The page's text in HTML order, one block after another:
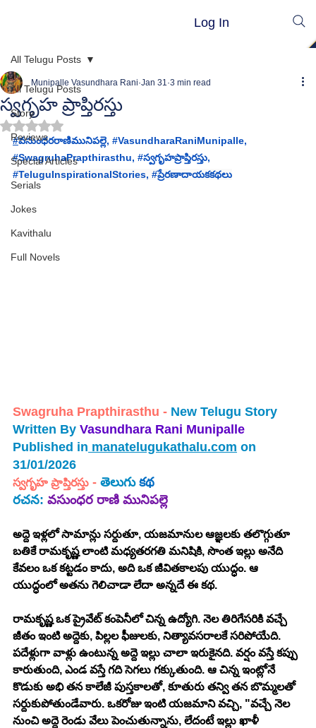
Log In
All Telugu Posts
Story
Reviews
Special Articles
Serials
Jokes
Kavithalu
Full Novels
All Telugu Posts
స్వగృహ ప్రాప్తిరస్తు
Munipalle Vasundhara Rani Jan 31 3 min read
Rated NaN out of 5 stars.
#వసుంధరరాణిమునిపల్లె, #VasundharaRaniMunipalle,
#SwagruhaPrapthirasthu, #స్వగృహప్రాప్తిరస్తు,
#TeluguInspirationalStories, #ప్రేరణాదాయకకథలు
Swagruha Prapthirasthu - New Telugu Story
Written By Vasundhara Rani Munipalle
Published in manatelugukathalu.com on
31/01/2026
స్వగృహ ప్రాప్తిరస్తు - తెలుగు కథ
రచన: వసుంధర రాణి మునిపల్లె
అద్దె ఇళ్లలో సామాన్లు సర్దుతూ, యజమానుల ఆజ్ఞలకు తలొగ్గుతూ
బతికే రామకృష్ణ లాంటి మధ్యతరగతి మనిషికి, సొంత ఇల్లు అనేది
కేవలం ఒక కట్టడం కాదు, అది ఒక జీవితకాలపు యుద్ధం. ఆ
యుద్ధంలో అతను గెలిచాడా లేదా అన్నదే ఈ కథ.
రామకృష్ణ ఒక ప్రైవేట్ కంపెనీలో చిన్న ఉద్యోగి. నెల తిరిగేసరికి వచ్చే
జీతం ఇంటి అద్దెకు, పిల్లల ఫీజులకు, నిత్యావసరాలకే సరిపోయేది.
పదేళ్లుగా వాళ్లు ఉంటున్న అద్దె ఇల్లు చాలా ఇరుకైనది. వర్షం వస్తే కప్పు
కారుతుంది, ఎండ వస్తే గది సెగలు గక్కుతుంది. ఆ చిన్న ఇంట్లోనే
కొడుకు అభి తన కాలేజీ పుస్తకాలతో, కూతురు తన్వి తన బొమ్మలతో
సర్దుకుపోతుండేవారు. ఒకరోజు ఇంటి యజమాని వచ్చి, "వచ్చే నెల
నుంచి అద్దె రెండు వేలు పెంచుతున్నాను, లేదంటే ఇల్లు ఖాళీ